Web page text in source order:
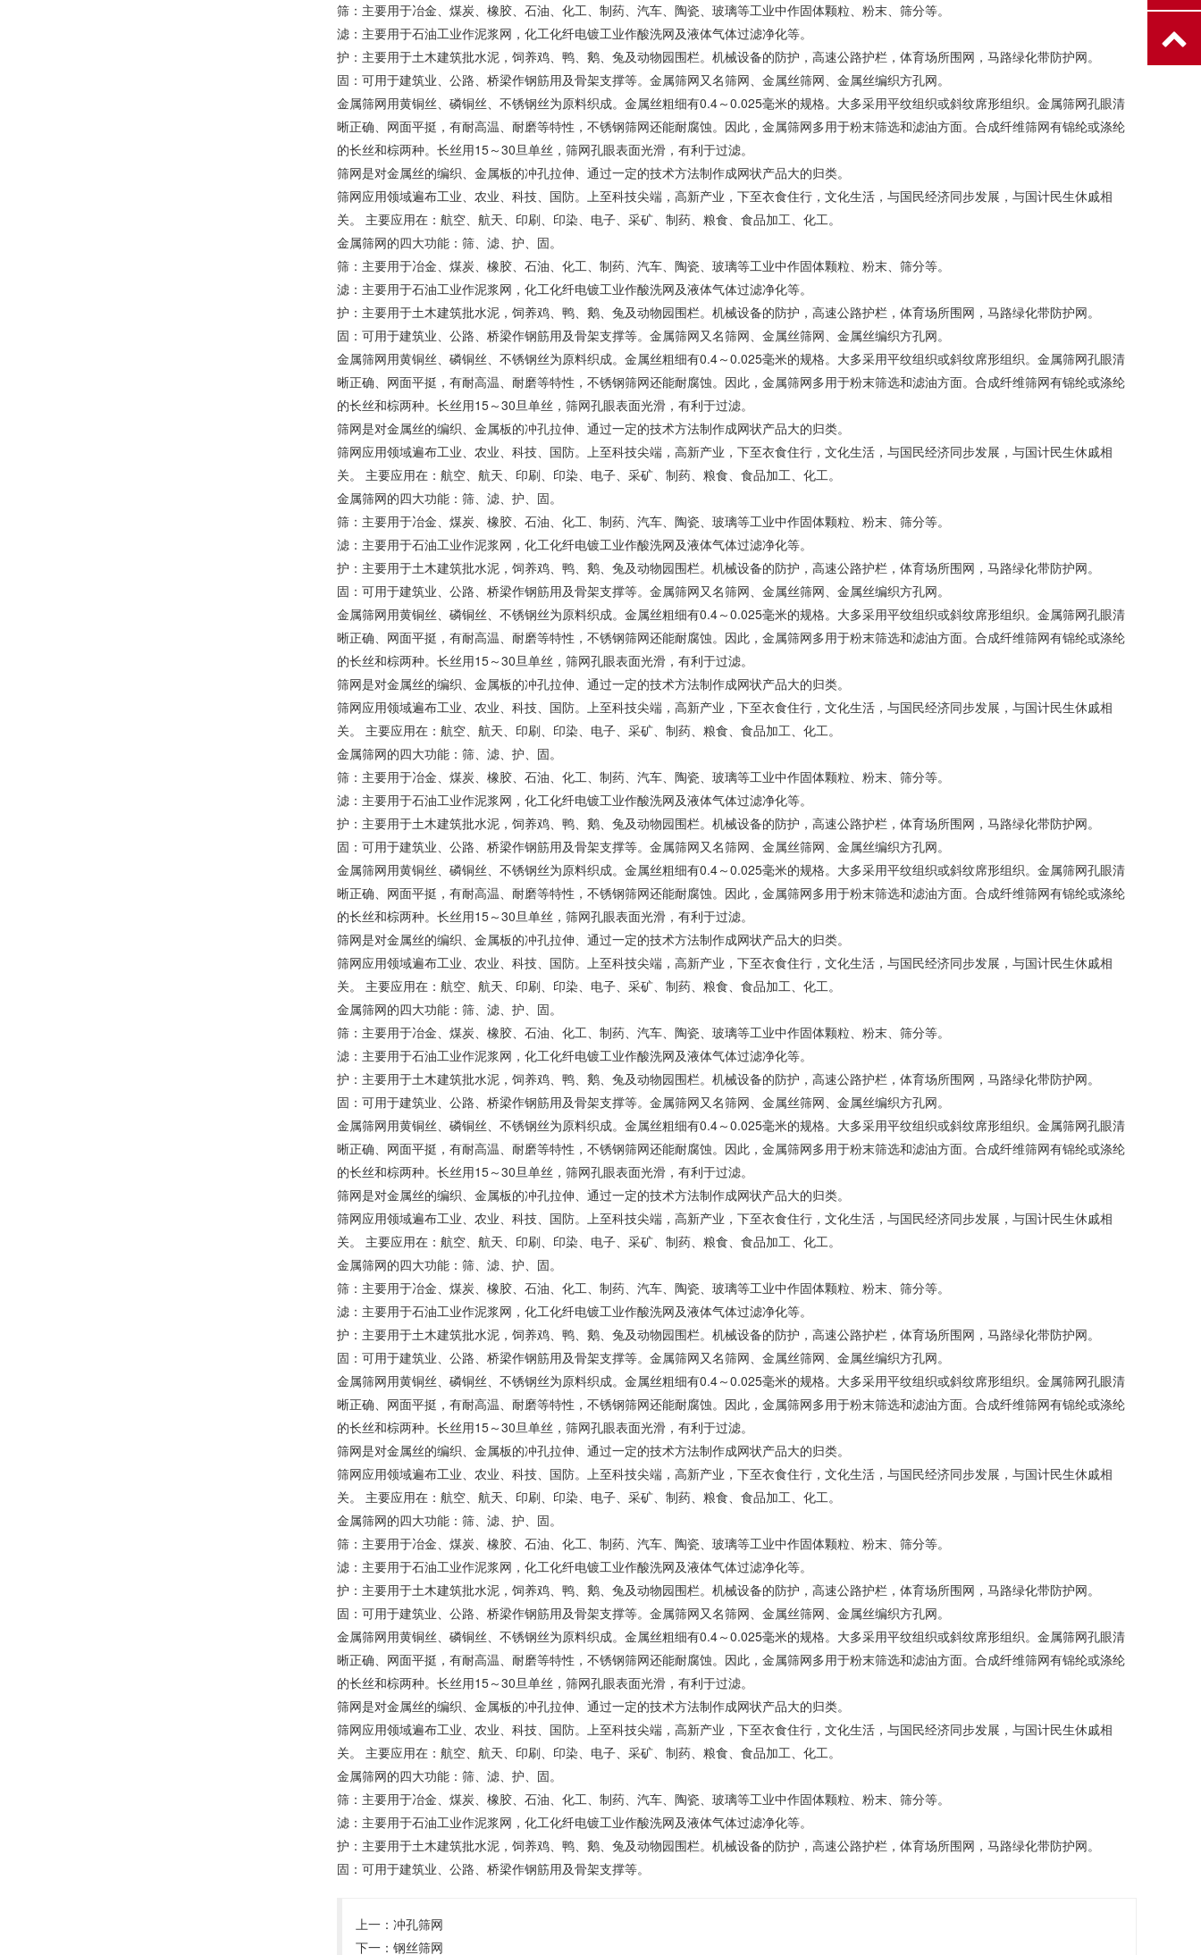
筛：主要用于冶金、煤炭、橡胶、石油、化工、制药、汽车、陶瓷、玻璃等工业中作固体颗粒、粉末、筛分等。
滤：主要用于石油工业作泥浆网，化工化纤电镀工业作酸洗网及液体气体过滤净化等。
护：主要用于土木建筑批水泥，饲养鸡、鸭、鹅、兔及动物园围栏。机械设备的防护，高速公路护栏，体育场所围网，马路绿化带防护网。
固：可用于建筑业、公路、桥梁作钢筋用及骨架支撑等。金属筛网又名筛网、金属丝筛网、金属丝编织方孔网。
金属筛网用黄铜丝、磷铜丝、不锈钢丝为原料织成。金属丝粗细有0.4～0.025毫米的规格。大多采用平纹组织或斜纹席形组织。金属筛网孔眼清
晰正确、网面平挺，有耐高温、耐磨等特性，不锈钢筛网还能耐腐蚀。因此，金属筛网多用于粉末筛选和滤油方面。合成纤维筛网有锦纶或涤纶
的长丝和棕两种。长丝用15～30旦单丝，筛网孔眼表面光滑，有利于过滤。
筛网是对金属丝的编织、金属板的冲孔拉伸、通过一定的技术方法制作成网状产品大的归类。
筛网应用领域遍布工业、农业、科技、国防。上至科技尖端，高新产业，下至衣食住行，文化生活，与国民经济同步发展，与国计民生休戚相
关。 主要应用在：航空、航天、印刷、印染、电子、采矿、制药、粮食、食品加工、化工。
金属筛网的四大功能：筛、滤、护、固。
筛：主要用于冶金、煤炭、橡胶、石油、化工、制药、汽车、陶瓷、玻璃等工业中作固体颗粒、粉末、筛分等。
滤：主要用于石油工业作泥浆网，化工化纤电镀工业作酸洗网及液体气体过滤净化等。
护：主要用于土木建筑批水泥，饲养鸡、鸭、鹅、兔及动物园围栏。机械设备的防护，高速公路护栏，体育场所围网，马路绿化带防护网。
固：可用于建筑业、公路、桥梁作钢筋用及骨架支撑等。金属筛网又名筛网、金属丝筛网、金属丝编织方孔网。
金属筛网用黄铜丝、磷铜丝、不锈钢丝为原料织成。金属丝粗细有0.4～0.025毫米的规格。大多采用平纹组织或斜纹席形组织。金属筛网孔眼清
晰正确、网面平挺，有耐高温、耐磨等特性，不锈钢筛网还能耐腐蚀。因此，金属筛网多用于粉末筛选和滤油方面。合成纤维筛网有锦纶或涤纶
的长丝和棕两种。长丝用15～30旦单丝，筛网孔眼表面光滑，有利于过滤。
筛网是对金属丝的编织、金属板的冲孔拉伸、通过一定的技术方法制作成网状产品大的归类。
筛网应用领域遍布工业、农业、科技、国防。上至科技尖端，高新产业，下至衣食住行，文化生活，与国民经济同步发展，与国计民生休戚相
关。 主要应用在：航空、航天、印刷、印染、电子、采矿、制药、粮食、食品加工、化工。
金属筛网的四大功能：筛、滤、护、固。
筛：主要用于冶金、煤炭、橡胶、石油、化工、制药、汽车、陶瓷、玻璃等工业中作固体颗粒、粉末、筛分等。
滤：主要用于石油工业作泥浆网，化工化纤电镀工业作酸洗网及液体气体过滤净化等。
护：主要用于土木建筑批水泥，饲养鸡、鸭、鹅、兔及动物园围栏。机械设备的防护，高速公路护栏，体育场所围网，马路绿化带防护网。
固：可用于建筑业、公路、桥梁作钢筋用及骨架支撑等。金属筛网又名筛网、金属丝筛网、金属丝编织方孔网。
金属筛网用黄铜丝、磷铜丝、不锈钢丝为原料织成。金属丝粗细有0.4～0.025毫米的规格。大多采用平纹组织或斜纹席形组织。金属筛网孔眼清
晰正确、网面平挺，有耐高温、耐磨等特性，不锈钢筛网还能耐腐蚀。因此，金属筛网多用于粉末筛选和滤油方面。合成纤维筛网有锦纶或涤纶
的长丝和棕两种。长丝用15～30旦单丝，筛网孔眼表面光滑，有利于过滤。
筛网是对金属丝的编织、金属板的冲孔拉伸、通过一定的技术方法制作成网状产品大的归类。
筛网应用领域遍布工业、农业、科技、国防。上至科技尖端，高新产业，下至衣食住行，文化生活，与国民经济同步发展，与国计民生休戚相
关。 主要应用在：航空、航天、印刷、印染、电子、采矿、制药、粮食、食品加工、化工。
金属筛网的四大功能：筛、滤、护、固。
筛：主要用于冶金、煤炭、橡胶、石油、化工、制药、汽车、陶瓷、玻璃等工业中作固体颗粒、粉末、筛分等。
滤：主要用于石油工业作泥浆网，化工化纤电镀工业作酸洗网及液体气体过滤净化等。
护：主要用于土木建筑批水泥，饲养鸡、鸭、鹅、兔及动物园围栏。机械设备的防护，高速公路护栏，体育场所围网，马路绿化带防护网。
固：可用于建筑业、公路、桥梁作钢筋用及骨架支撑等。金属筛网又名筛网、金属丝筛网、金属丝编织方孔网。
金属筛网用黄铜丝、磷铜丝、不锈钢丝为原料织成。金属丝粗细有0.4～0.025毫米的规格。大多采用平纹组织或斜纹席形组织。金属筛网孔眼清
晰正确、网面平挺，有耐高温、耐磨等特性，不锈钢筛网还能耐腐蚀。因此，金属筛网多用于粉末筛选和滤油方面。合成纤维筛网有锦纶或涤纶
的长丝和棕两种。长丝用15～30旦单丝，筛网孔眼表面光滑，有利于过滤。
筛网是对金属丝的编织、金属板的冲孔拉伸、通过一定的技术方法制作成网状产品大的归类。
筛网应用领域遍布工业、农业、科技、国防。上至科技尖端，高新产业，下至衣食住行，文化生活，与国民经济同步发展，与国计民生休戚相
关。 主要应用在：航空、航天、印刷、印染、电子、采矿、制药、粮食、食品加工、化工。
金属筛网的四大功能：筛、滤、护、固。
筛：主要用于冶金、煤炭、橡胶、石油、化工、制药、汽车、陶瓷、玻璃等工业中作固体颗粒、粉末、筛分等。
滤：主要用于石油工业作泥浆网，化工化纤电镀工业作酸洗网及液体气体过滤净化等。
护：主要用于土木建筑批水泥，饲养鸡、鸭、鹅、兔及动物园围栏。机械设备的防护，高速公路护栏，体育场所围网，马路绿化带防护网。
固：可用于建筑业、公路、桥梁作钢筋用及骨架支撑等。金属筛网又名筛网、金属丝筛网、金属丝编织方孔网。
金属筛网用黄铜丝、磷铜丝、不锈钢丝为原料织成。金属丝粗细有0.4～0.025毫米的规格。大多采用平纹组织或斜纹席形组织。金属筛网孔眼清
晰正确、网面平挺，有耐高温、耐磨等特性，不锈钢筛网还能耐腐蚀。因此，金属筛网多用于粉末筛选和滤油方面。合成纤维筛网有锦纶或涤纶
的长丝和棕两种。长丝用15～30旦单丝，筛网孔眼表面光滑，有利于过滤。
筛网是对金属丝的编织、金属板的冲孔拉伸、通过一定的技术方法制作成网状产品大的归类。
筛网应用领域遍布工业、农业、科技、国防。上至科技尖端，高新产业，下至衣食住行，文化生活，与国民经济同步发展，与国计民生休戚相
关。 主要应用在：航空、航天、印刷、印染、电子、采矿、制药、粮食、食品加工、化工。
金属筛网的四大功能：筛、滤、护、固。
筛：主要用于冶金、煤炭、橡胶、石油、化工、制药、汽车、陶瓷、玻璃等工业中作固体颗粒、粉末、筛分等。
滤：主要用于石油工业作泥浆网，化工化纤电镀工业作酸洗网及液体气体过滤净化等。
护：主要用于土木建筑批水泥，饲养鸡、鸭、鹅、兔及动物园围栏。机械设备的防护，高速公路护栏，体育场所围网，马路绿化带防护网。
固：可用于建筑业、公路、桥梁作钢筋用及骨架支撑等。金属筛网又名筛网、金属丝筛网、金属丝编织方孔网。
金属筛网用黄铜丝、磷铜丝、不锈钢丝为原料织成。金属丝粗细有0.4～0.025毫米的规格。大多采用平纹组织或斜纹席形组织。金属筛网孔眼清
晰正确、网面平挺，有耐高温、耐磨等特性，不锈钢筛网还能耐腐蚀。因此，金属筛网多用于粉末筛选和滤油方面。合成纤维筛网有锦纶或涤纶
的长丝和棕两种。长丝用15～30旦单丝，筛网孔眼表面光滑，有利于过滤。
筛网是对金属丝的编织、金属板的冲孔拉伸、通过一定的技术方法制作成网状产品大的归类。
筛网应用领域遍布工业、农业、科技、国防。上至科技尖端，高新产业，下至衣食住行，文化生活，与国民经济同步发展，与国计民生休戚相
关。 主要应用在：航空、航天、印刷、印染、电子、采矿、制药、粮食、食品加工、化工。
金属筛网的四大功能：筛、滤、护、固。
筛：主要用于冶金、煤炭、橡胶、石油、化工、制药、汽车、陶瓷、玻璃等工业中作固体颗粒、粉末、筛分等。
滤：主要用于石油工业作泥浆网，化工化纤电镀工业作酸洗网及液体气体过滤净化等。
护：主要用于土木建筑批水泥，饲养鸡、鸭、鹅、兔及动物园围栏。机械设备的防护，高速公路护栏，体育场所围网，马路绿化带防护网。
固：可用于建筑业、公路、桥梁作钢筋用及骨架支撑等。金属筛网又名筛网、金属丝筛网、金属丝编织方孔网。
金属筛网用黄铜丝、磷铜丝、不锈钢丝为原料织成。金属丝粗细有0.4～0.025毫米的规格。大多采用平纹组织或斜纹席形组织。金属筛网孔眼清
晰正确、网面平挺，有耐高温、耐磨等特性，不锈钢筛网还能耐腐蚀。因此，金属筛网多用于粉末筛选和滤油方面。合成纤维筛网有锦纶或涤纶
的长丝和棕两种。长丝用15～30旦单丝，筛网孔眼表面光滑，有利于过滤。
筛网是对金属丝的编织、金属板的冲孔拉伸、通过一定的技术方法制作成网状产品大的归类。
筛网应用领域遍布工业、农业、科技、国防。上至科技尖端，高新产业，下至衣食住行，文化生活，与国民经济同步发展，与国计民生休戚相
关。 主要应用在：航空、航天、印刷、印染、电子、采矿、制药、粮食、食品加工、化工。
金属筛网的四大功能：筛、滤、护、固。
筛：主要用于冶金、煤炭、橡胶、石油、化工、制药、汽车、陶瓷、玻璃等工业中作固体颗粒、粉末、筛分等。
滤：主要用于石油工业作泥浆网，化工化纤电镀工业作酸洗网及液体气体过滤净化等。
护：主要用于土木建筑批水泥，饲养鸡、鸭、鹅、兔及动物园围栏。机械设备的防护，高速公路护栏，体育场所围网，马路绿化带防护网。
固：可用于建筑业、公路、桥梁作钢筋用及骨架支撑等。
上一： 冲孔筛网
下一： 钢丝筛网